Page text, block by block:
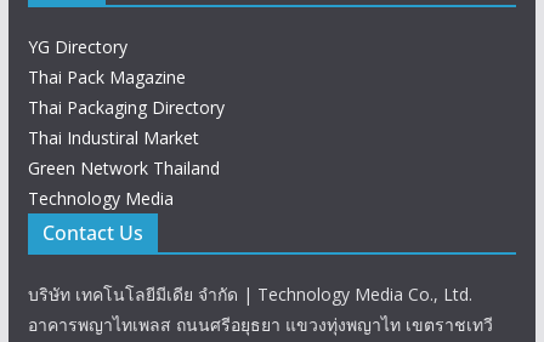
YG Directory
Thai Pack Magazine
Thai Packaging Directory
Thai Industiral Market
Green Network Thailand
Technology Media
Contact Us
บริษัท เทคโนโลยีมีเดีย จำกัด | Technology Media Co., Ltd.
อาคารพญาไทเพลส ถนนศรีอยุธยา แขวงทุ่งพญาไท เขตราชเทวี